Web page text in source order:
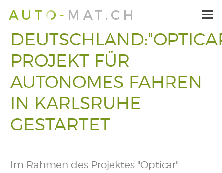
PROJEKT FÜR
AUTONOMES FAHREN
IN KARLSRUHE
GESTARTET
Im Rahmen des Projektes "Opticar"